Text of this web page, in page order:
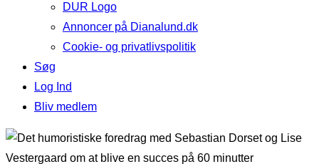
DUR Logo
Annoncer på Dianalund.dk
Cookie- og privatlivspolitik
Søg
Log Ind
Bliv medlem